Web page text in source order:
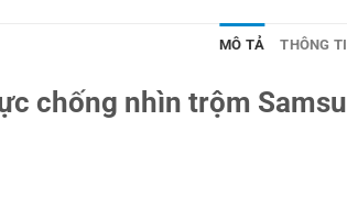
MÔ TẢ THÔNG
chống nhìn trộm